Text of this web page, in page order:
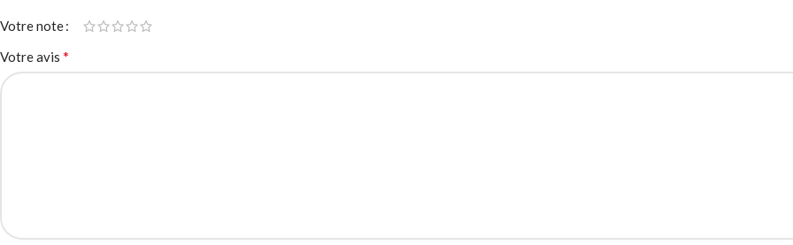
Votre note
Votre avis *